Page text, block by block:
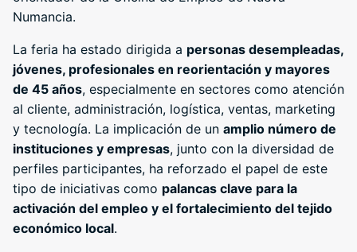
Numancia.
La feria ha estado dirigida a personas desempleadas,
jóvenes, profesionales en reorientación y mayores
de 45 años, especialmente en sectores como atención
al cliente, administración, logística, ventas, marketing
y tecnología. La implicación de un amplio número de
instituciones y empresas, junto con la diversidad de
perfiles participantes, ha reforzado el papel de este
tipo de iniciativas como palancas clave para la
activación del empleo y el fortalecimiento del tejido
económico local.